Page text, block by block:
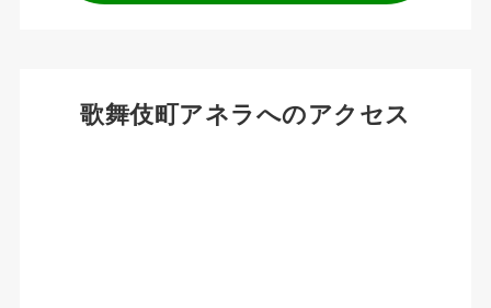
歌舞伎町アネラへのアクセス